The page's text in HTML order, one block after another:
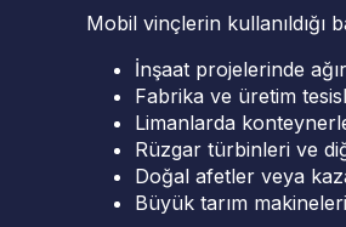
Mobil vinçlerin kullanıldığı
İnşaat projelerinde
Fabrika ve üretim
Limanlarda
Rüzgar türbinleri ve
Doğal afetler veya
Büyük tarım